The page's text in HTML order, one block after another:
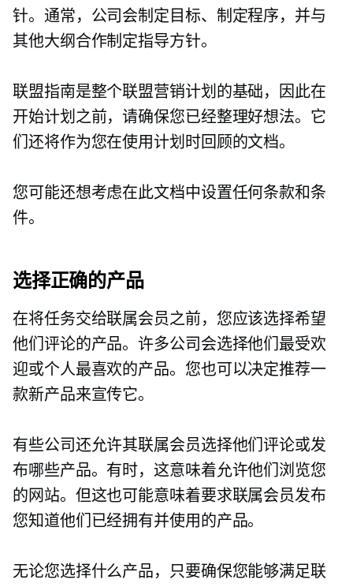
针。通常，公司会制定目标、制定程序，并与
其他大纲合作制定指导方针。
联盟指南是整个联盟营销计划的基础，因此在
开始计划之前，请确保您已经整理好想法。它
们还将作为您在使用计划时回顾的文档。
您可能还想考虑在此文档中设置任何条款和条
件。
选择正确的产品
在将任务交给联属会员之前，您应该选择希望
他们评论的产品。许多公司会选择他们最受欢
迎或个人最喜欢的产品。您也可以决定推荐一
款新产品来宣传它。
有些公司还允许其联属会员选择他们评论或发
布哪些产品。有时，这意味着允许他们浏览您
的网站。但这也可能意味着要求联属会员发布
您知道他们已经拥有并使用的产品。
无论您选择什么产品，只要确保您能够满足联